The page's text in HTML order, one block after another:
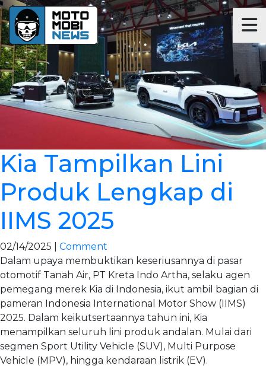
Kia Tampilkan Lini
Produk Lengkap di
IIMS 2025
02/14/2025 | Comment
Dalam upaya membuktikan keseriusannya di pasar
otomotif Tanah Air, PT Kreta Indo Artha, selaku agen
pemegang merek Kia di Indonesia, ikut ambil bagian di
pameran Indonesia International Motor Show (IIMS)
2025. Dalam keikutsertaannya tahun ini, Kia
menampilkan seluruh lini produk andalan. Mulai dari
segmen Sport Utility Vehicle (SUV), Multi Purpose
Vehicle (MPV), hingga kendaraan listrik (EV).